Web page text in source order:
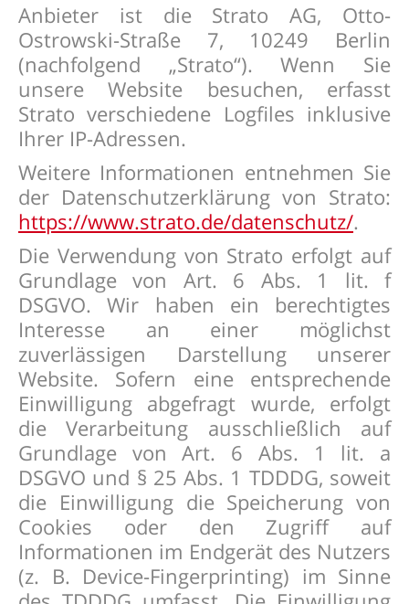
Anbieter ist die Strato AG, Otto-
Ostrowski-Straße 7, 10249 Berlin
(nachfolgend „Strato“). Wenn Sie
unsere Website besuchen, erfasst
Strato verschiedene Logfiles inklusive
Ihrer IP-Adressen.
Weitere Informationen entnehmen Sie
der Datenschutzerklärung von Strato:
https://www.strato.de/datenschutz/.
Die Verwendung von Strato erfolgt auf
Grundlage von Art. 6 Abs. 1 lit. f
DSGVO. Wir haben ein berechtigtes
Interesse an einer möglichst
zuverlässigen Darstellung unserer
Website. Sofern eine entsprechende
Einwilligung abgefragt wurde, erfolgt
die Verarbeitung ausschließlich auf
Grundlage von Art. 6 Abs. 1 lit. a
DSGVO und § 25 Abs. 1 TDDDG, soweit
die Einwilligung die Speicherung von
Cookies oder den Zugriff auf
Informationen im Endgerät des Nutzers
(z. B. Device-Fingerprinting) im Sinne